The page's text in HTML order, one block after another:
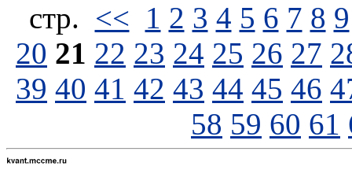
стp. << 1 2 3 4 5 6 7 8 9
20 21 22 23 24 25 26 27
39 40 41 42 43 44 45 46
58 59 60 61